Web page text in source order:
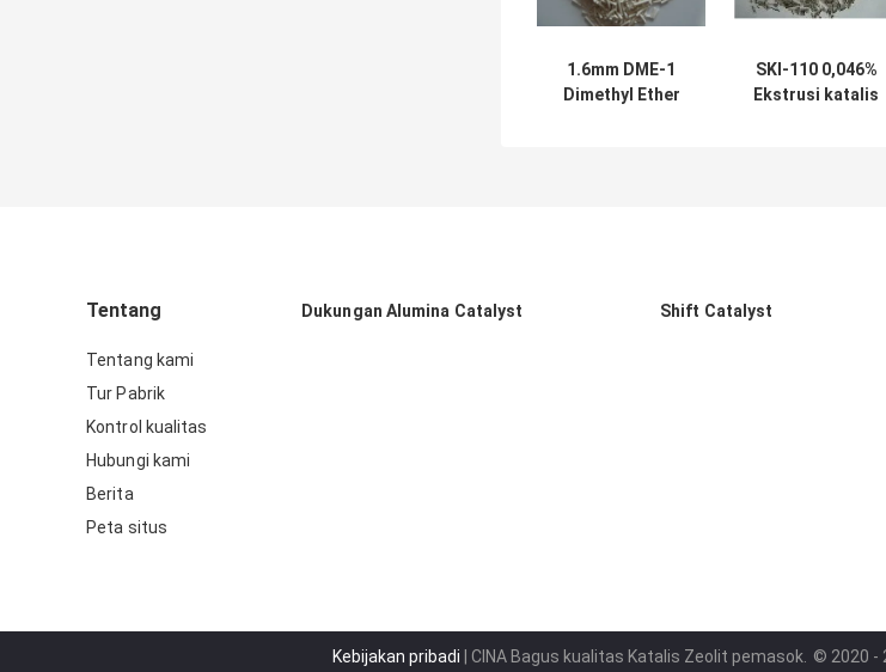
1.6mm DME-1
Dimethyl Ether
SKI-110 0,046%
Ekstrusi katalis
Tentang
Tentang kami
Tur Pabrik
Kontrol kualitas
Hubungi kami
Berita
Peta situs
Dukungan Alumina Catalyst Shift Catalyst
Kebijakan pribadi | CINA Bagus kualitas Katalis Zeolit pemasok. © 2020 -